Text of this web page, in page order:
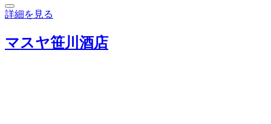
詳細を見る
マスヤ笹川酒店